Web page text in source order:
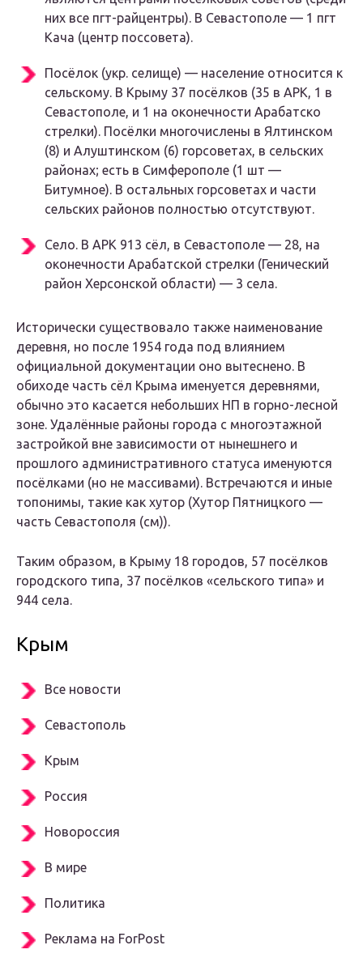
них все пгт-райцентры). В Севастополе — 1 пгт
Кача (центр поссовета).
Посёлок (укр. селище) — население относится к
сельскому. В Крыму 37 посёлков (35 в АРК, 1 в
Севастополе, и 1 на оконечности Арабатско
стрелки). Посёлки многочислены в Ялтинском
(8) и Алуштинском (6) горсоветах, в сельских
районах; есть в Симферополе (1 шт —
Битумное). В остальных горсоветах и части
сельских районов полностью отсутствуют.
Село. В АРК 913 сёл, в Севастополе — 28, на
оконечности Арабатской стрелки (Генический
район Херсонской области) — 3 села.
Исторически существовало также наименование
деревня, но после 1954 года под влиянием
официальной документации оно вытеснено. В
обиходе часть сёл Крыма именуется деревнями,
обычно это касается небольших НП в горно-лесной
зоне. Удалённые районы города с многоэтажной
застройкой вне зависимости от нынешнего и
прошлого административного статуса именуются
посёлками (но не массивами). Встречаются и иные
топонимы, такие как хутор (Хутор Пятницкого —
часть Севастополя (см)).
Таким образом, в Крыму 18 городов, 57 посёлков
городского типа, 37 посёлков «сельского типа» и
944 села.
Крым
Все новости
Севастополь
Крым
Россия
Новороссия
В мире
Политика
Реклама на ForPost